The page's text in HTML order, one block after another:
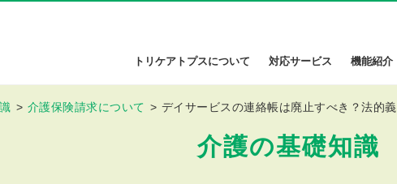
トリケアトプスについて 対応サービス 機能紹介
介護保険請求について デイサービスの連絡帳は廃止すべき？法的
介護の基礎知識